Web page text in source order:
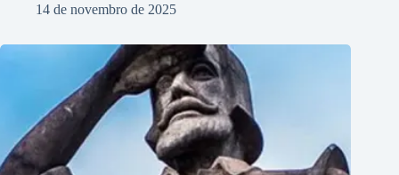
14 de novembro de 2025